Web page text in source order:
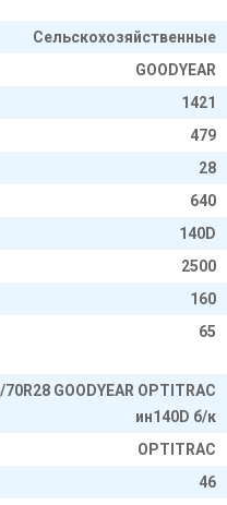
Сельскохозяйственные
GOODYEAR
1421
479
28
640
140D
2500
160
65
70R28 GOODYEAR OPTITRAC
ин140D б/к
OPTITRAC
46